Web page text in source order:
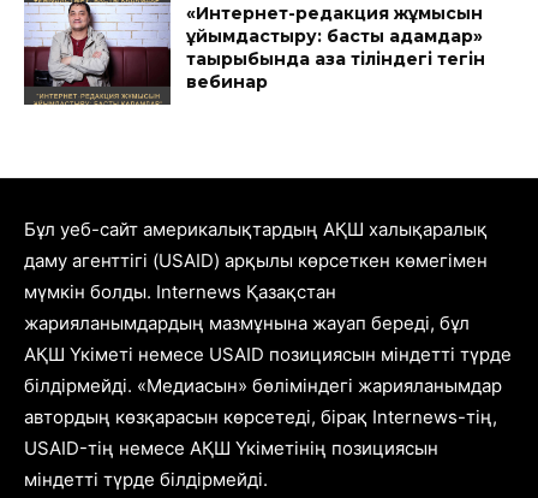
«Интернет-редакция жұмысын
ұйымдастыру: басты қадамдар»
тақырыбында қазақ тіліндегі тегін
вебинар
Бұл уеб-сайт америкалықтардың АҚШ халықаралық
даму агенттігі (USAID) арқылы көрсеткен көмегімен
мүмкін болды. Internews Қазақстан
жарияланымдардың мазмұнына жауап береді, бұл
АҚШ Үкіметі немесе USAID позициясын міндетті түрде
білдірмейді. «Медиасын» бөліміндегі жарияланымдар
автордың көзқарасын көрсетеді, бірақ Internews-тің,
USAID-тің немесе АҚШ Үкіметінің позициясын
міндетті түрде білдірмейді.